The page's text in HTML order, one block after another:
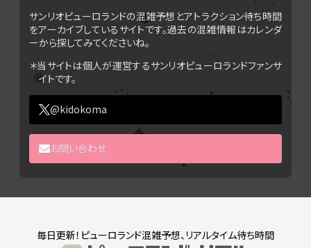
サンリオピューロランドの混雑予想とアトラクション待ち時間
をアーカイブしているサイトです。過去の混雑情報はカレンダ
ーから探してみてくださいね。
＊当サイトは個人が運営するサンリオピューロランドファンサ
イトです。
@kidokoma
お問い合わせ
毎日更新！ピューロランド混雑予想、リアルタイム待ち時間